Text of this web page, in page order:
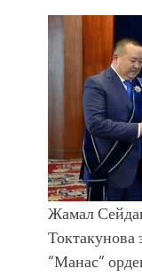
Жамал
Токтакунова
“Манас”